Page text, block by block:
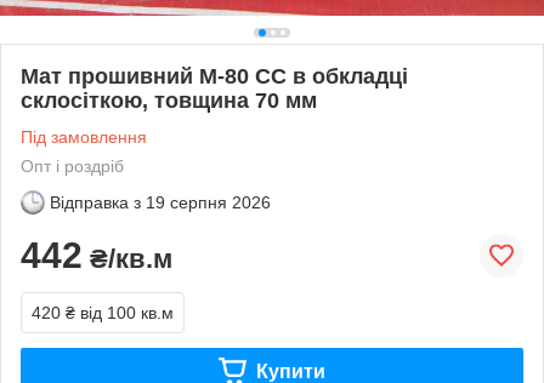
Мат прошивний М-80 СС в обкладці
склосіткою, товщина 70 мм
Під замовлення
Опт і роздріб
Відправка з 19 серпня 2026
442 ₴/кв.м
420 ₴ від 100 кв.м
Купити